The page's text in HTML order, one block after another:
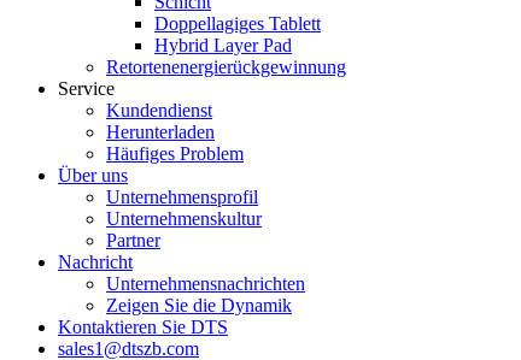
Doppellagiges Tablett
Hybrid Layer Pad
Retortenenergierückgewinnung
Service
Kundendienst
Herunterladen
Häufiges Problem
Über uns
Unternehmensprofil
Unternehmenskultur
Partner
Nachricht
Unternehmensnachrichten
Zeigen Sie die Dynamik
Kontaktieren Sie DTS
sales1@dtszb.com